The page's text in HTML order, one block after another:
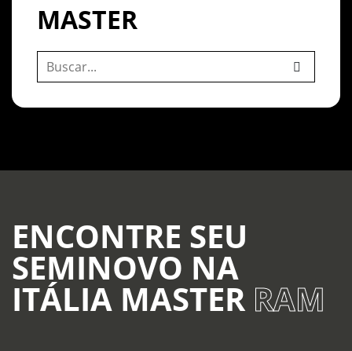
MASTER
ENCONTRE SEU
SEMINOVO NA
ITÁLIA MASTER RAM